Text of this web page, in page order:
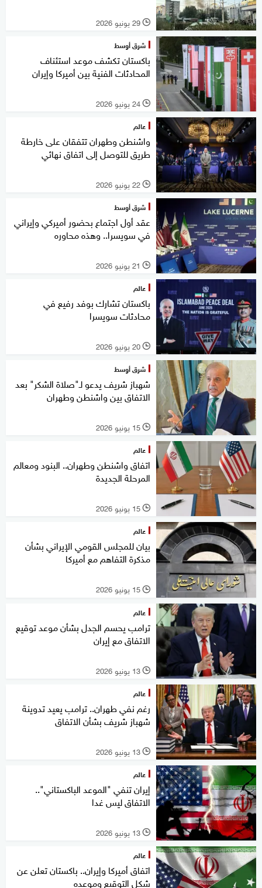
l 29 يونيو 2026
شرق أوسط
باكستان تكشف موعد استئناف
المحادثات الفنية بين أميركا وإيران
l 24 يونيو 2026
عالم
واشنطن وطهران تتفقان على خارطة
طريق للتوصل إلى اتفاق نهائي
l 22 يونيو 2026
شرق أوسط
عقد أول اجتماع بحضور أميركي وإيراني
في سويسرا.. وهذه محاوره
l 21 يونيو 2026
عالم
باكستان تشارك بوفد رفيع في
محادثات سويسرا
l 20 يونيو 2026
شرق أوسط
شهباز شريف يدعو لـ"صلاة الشكر" بعد
الاتفاق بين واشنطن وطهران
l 15 يونيو 2026
عالم
اتفاق واشنطن وطهران.. البنود ومعالم
المرحلة الجديدة
l 15 يونيو 2026
عالم
بيان للمجلس القومي الإيراني بشأن
مذكرة التفاهم مع أميركا
l 15 يونيو 2026
عالم
ترامب يحسم الجدل بشأن موعد توقيع
الاتفاق مع إيران
l 13 يونيو 2026
عالم
رغم نفي طهران.. ترامب يعيد تدوينة
شهباز شريف بشأن الاتفاق
l 13 يونيو 2026
عالم
إيران تنفي "الموعد الباكستاني"..
الاتفاق ليس غدا
l 13 يونيو 2026
عالم
اتفاق أميركا وإيران.. باكستان تعلن عن
شكل التوقيع وموعده